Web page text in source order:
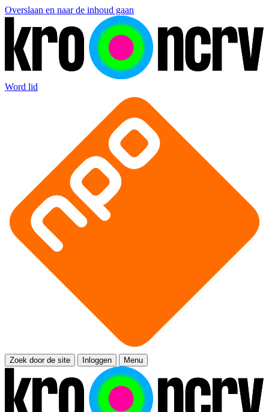
Overslaan en naar de inhoud gaan
Word lid
Zoek door de site Inloggen Menu